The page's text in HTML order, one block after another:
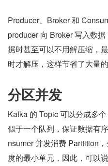
Producer、Broker 和
producer 向 Broker 写入数
据时甚至可以不用解压缩，
时才解压，这样节省了大量
分区并发
Kafka 的 Topic 可以分成多
似于一个队列，保证数据有
nsumer 并发消费 Paritition
度的最小单元，因此，可以